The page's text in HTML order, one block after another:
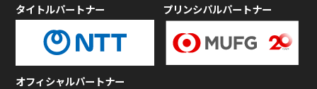
タイトルパートナー プリンシパルパートナー
オフィシャルパートナー